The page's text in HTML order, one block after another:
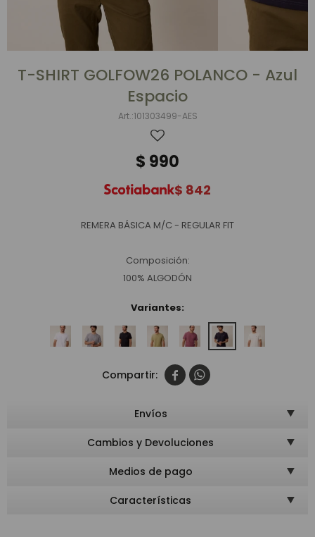
T-SHIRT GOLFOW26 POLANCO - Azul
Espacio
101303499-AES
$ 990
$ 842
REMERA BÁSICA M/C - REGULAR FIT
Composición:
100% ALGODÓN
Variantes:
 
Envíos
Cambios y Devoluciones
Medios de pago
Características